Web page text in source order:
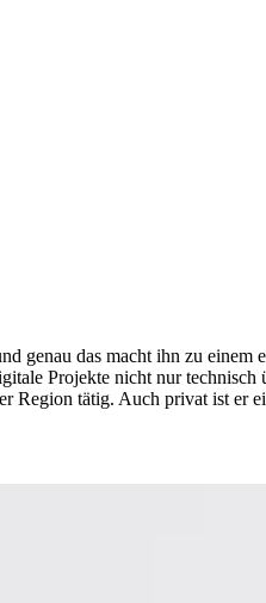
genau das macht ihn zu
Projekte nicht nur
Region tätig. Auch privat ist